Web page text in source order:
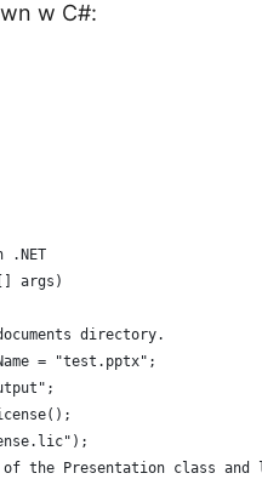
w C#:
.NET
args)
directory.
= "test.pptx";
the Presentation class